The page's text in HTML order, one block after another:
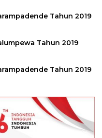
Tahun 2019
Tahun 2019
Tahun 2019